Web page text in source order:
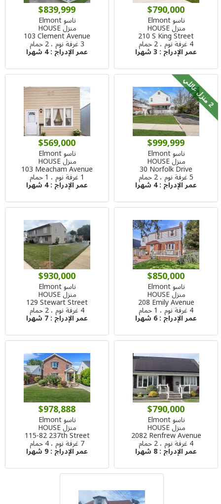
$790,000
ناسو Elmont
منزل HOUSE
210 S King Street
4 غرفة نوم ، 2 حمام
عمر الإدراج : 3 شهرا
$839,999
ناسو Elmont
منزل HOUSE
103 Clement Avenue
3 غرفة نوم ، 2 حمام
عمر الإدراج :4 شهرا
2
م
ن
ز
ل
ع
ا
ئ
ل
ي
$999,999
ناسو Elmont
منزل HOUSE
30 Norfolk Drive
5 غرفة نوم ، 2 حمام
عمر الإدراج :4 شهرا
$569,000
ناسو Elmont
منزل HOUSE
103 Meacham Avenue
1 غرفة نوم ، 1 حمام
عمر الإدراج :4 شهرا
$850,000
ناسو Elmont
منزل HOUSE
208 Emily Avenue
4 غرفة نوم ، 1 حمام
عمر الإدراج :6 شهرا
$930,000
ناسو Elmont
منزل HOUSE
129 Stewart Street
4 غرفة نوم ، 2 حمام
عمر الإدراج :7 شهرا
$790,000
ناسو Elmont
منزل HOUSE
2082 Renfrew Avenue
4 غرفة نوم ، 2 حمام
عمر الإدراج :8 شهرا
$978,888
ناسو Elmont
منزل HOUSE
115-82 237th Street
7 غرفة نوم ، 4 حمام
عمر الإدراج :9 شهرا